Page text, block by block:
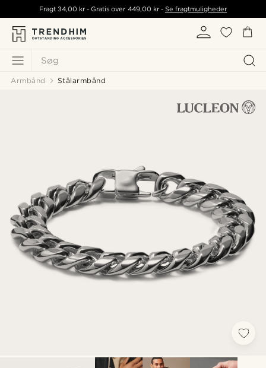
Søg
Fragt34,00 kr - Gratis over 449,00 kr- Se fragtmuligheder
Armbånd Stålarmbånd